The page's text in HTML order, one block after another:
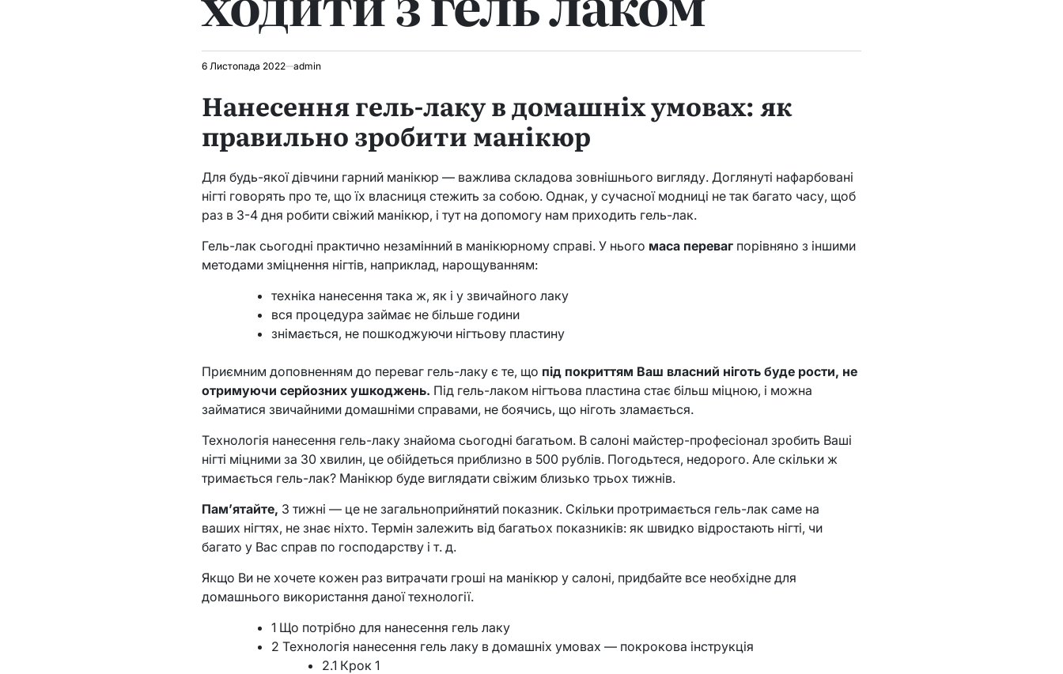
6 Листопада 2022 admin
Нанесення гель-лаку в домашніх умовах: як
правильно зробити манікюр
Для будь-якої дівчини гарний манікюр — важлива складова зовнішнього вигляду. Доглянуті нафарбовані
нігті говорять про те, що їх власниця стежить за собою. Однак, у сучасної модниці не так багато часу, щоб
раз в 3-4 дня робити свіжий манікюр, і тут на допомогу нам приходить гель-лак.
Гель-лак сьогодні практично незамінний в манікюрному справі. У нього маса переваг порівняно з іншими
методами зміцнення нігтів, наприклад, нарощуванням:
техніка нанесення така ж, як і у звичайного лаку
вся процедура займає не більше години
знімається, не пошкоджуючи нігтьову пластину
Приємним доповненням до переваг гель-лаку є те, що під покриттям Ваш власний ніготь буде рости, не
отримуючи серйозних ушкоджень. Під гель-лаком нігтьова пластина стає більш міцною, і можна
займатися звичайними домашніми справами, не боячись, що ніготь зламається.
Технологія нанесення гель-лаку знайома сьогодні багатьом. В салоні майстер-професіонал зробить Ваші
нігті міцними за 30 хвилин, це обійдеться приблизно в 500 рублів. Погодьтеся, недорого. Але скільки ж
тримається гель-лак? Манікюр буде виглядати свіжим близько трьох тижнів.
Пам’ятайте, 3 тижні — це не загальноприйнятий показник. Скільки протримається гель-лак саме на
ваших нігтях, не знає ніхто. Термін залежить від багатьох показників: як швидко відростають нігті, чи
багато у Вас справ по господарству і т. д.
Якщо Ви не хочете кожен раз витрачати гроші на манікюр у салоні, придбайте все необхідне для
домашнього використання даної технології.
1 Що потрібно для нанесення гель лаку
2 Технологія нанесення гель лаку в домашніх умовах — покрокова інструкція
2.1 Крок 1